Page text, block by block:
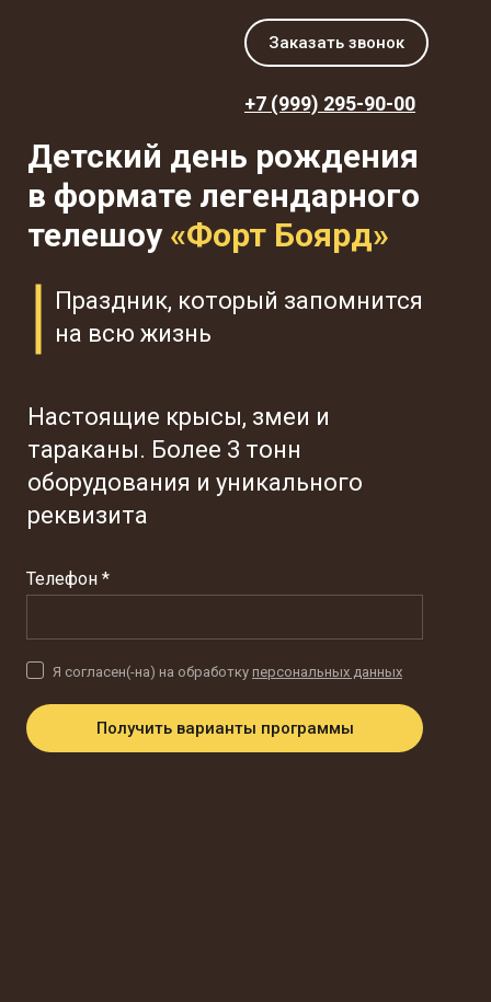
Телефон *
Получить варианты программы
Я согласен(-на) на обработку персональных данных
Настоящие крысы, змеи и
тараканы. Более 3 тонн
оборудования и уникального
реквизита
Праздник, который запомнится
на всю жизнь
Детский день рождения
в формате легендарного
телешоу «Форт Боярд»
Заказать звонок
+7 (999) 295-90-00